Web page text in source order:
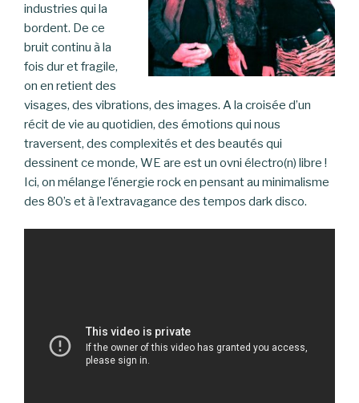
industries qui la
bordent. De ce
bruit continu à la
fois dur et fragile,
on en retient des
visages, des vibrations, des images. A la croisée d’un
récit de vie au quotidien, des émotions qui nous
traversent, des complexités et des beautés qui
dessinent ce monde, WE are est un ovni électro(n) libre !
Ici, on mélange l’énergie rock en pensant au minimalisme
des 80’s et à l’extravagance des tempos dark disco.